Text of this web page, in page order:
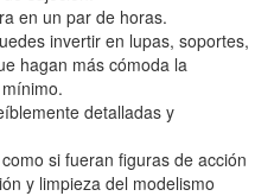
en un par de horas.
invertir en lupas, soportes,
hagan más cómoda la
detalladas y
si fueran figuras de acción
y limpieza del modelismo